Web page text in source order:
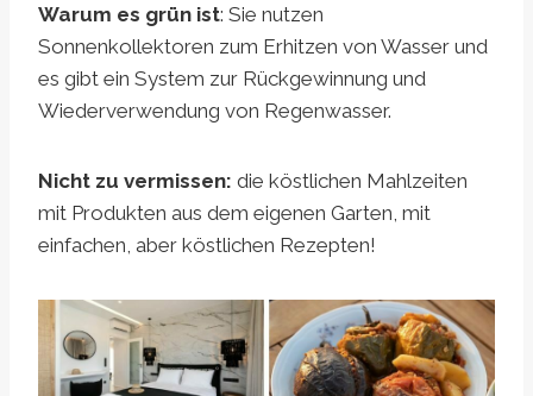
Warum es grün ist: Sie nutzen
Sonnenkollektoren zum Erhitzen von Wasser und
es gibt ein System zur Rückgewinnung und
Wiederverwendung von Regenwasser.
Nicht zu vermissen: die köstlichen Mahlzeiten
mit Produkten aus dem eigenen Garten, mit
einfachen, aber köstlichen Rezepten!